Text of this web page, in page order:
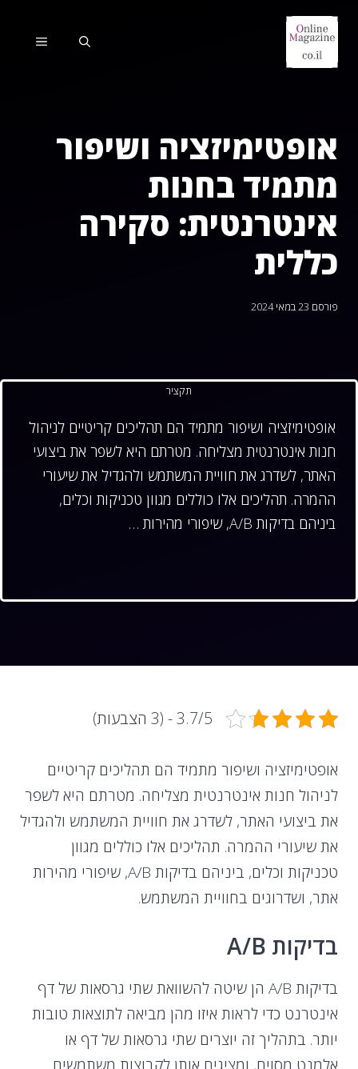
לדלג
לתוכן
תפריט
אופטימיזציה ושיפור
מתמיד בחנות
אינטרנטית: סקירה
כללית
פורסם 23 במאי 2024
תקציר
אופטימיזציה ושיפור מתמיד הם תהליכים קריטיים לניהול
חנות אינטרנטית מצליחה. מטרתם היא לשפר את ביצועי
האתר, לשדרג את חוויית המשתמש ולהגדיל את שיעורי
ההמרה. תהליכים אלו כוללים מגוון טכניקות וכלים,
ביניהם בדיקות A/B, שיפורי מהירות …
3.7/5 - (3 הצבעות)
אופטימיזציה ושיפור מתמיד הם תהליכים קריטיים
לניהול חנות אינטרנטית מצליחה. מטרתם היא לשפר
את ביצועי האתר, לשדרג את חוויית המשתמש ולהגדיל
את שיעורי ההמרה. תהליכים אלו כוללים מגוון
טכניקות וכלים, ביניהם בדיקות A/B, שיפורי מהירות
אתר, ושדרוגים בחוויית המשתמש.
בדיקות A/B
בדיקות A/B הן שיטה להשוואת שתי גרסאות של דף
אינטרנט כדי לראות איזו מהן מביאה לתוצאות טובות
יותר. בתהליך זה יוצרים שתי גרסאות של דף או